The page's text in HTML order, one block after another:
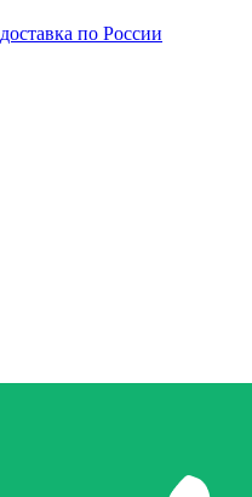
доставка по России